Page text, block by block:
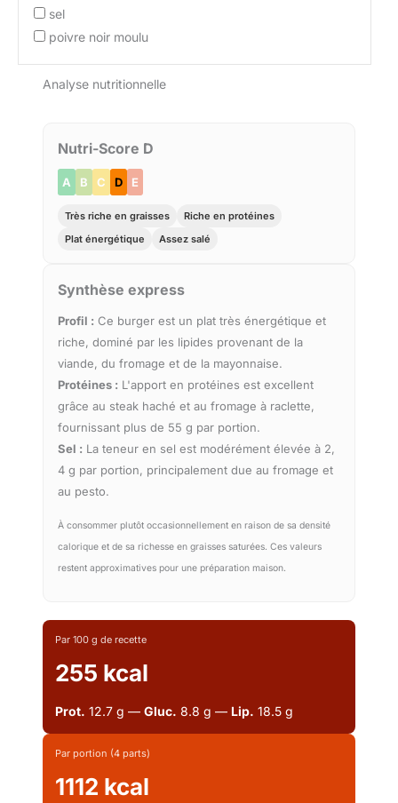
sel
poivre noir moulu
Analyse nutritionnelle
Nutri-Score D
A B C D E
Très riche en graisses
Riche en protéines
Plat énergétique
Assez salé
Synthèse express
Profil : Ce burger est un plat très énergétique et
riche, dominé par les lipides provenant de la
viande, du fromage et de la mayonnaise.
Protéines : L'apport en protéines est excellent
grâce au steak haché et au fromage à raclette,
fournissant plus de 55 g par portion.
Sel : La teneur en sel est modérément élevée à 2,
4 g par portion, principalement due au fromage et
au pesto.
À consommer plutôt occasionnellement en raison de sa densité
calorique et de sa richesse en graisses saturées. Ces valeurs
restent approximatives pour une préparation maison.
Par 100 g de recette
255 kcal
Prot. 12.7 g — Gluc. 8.8 g — Lip. 18.5 g
Par portion (4 parts)
1112 kcal